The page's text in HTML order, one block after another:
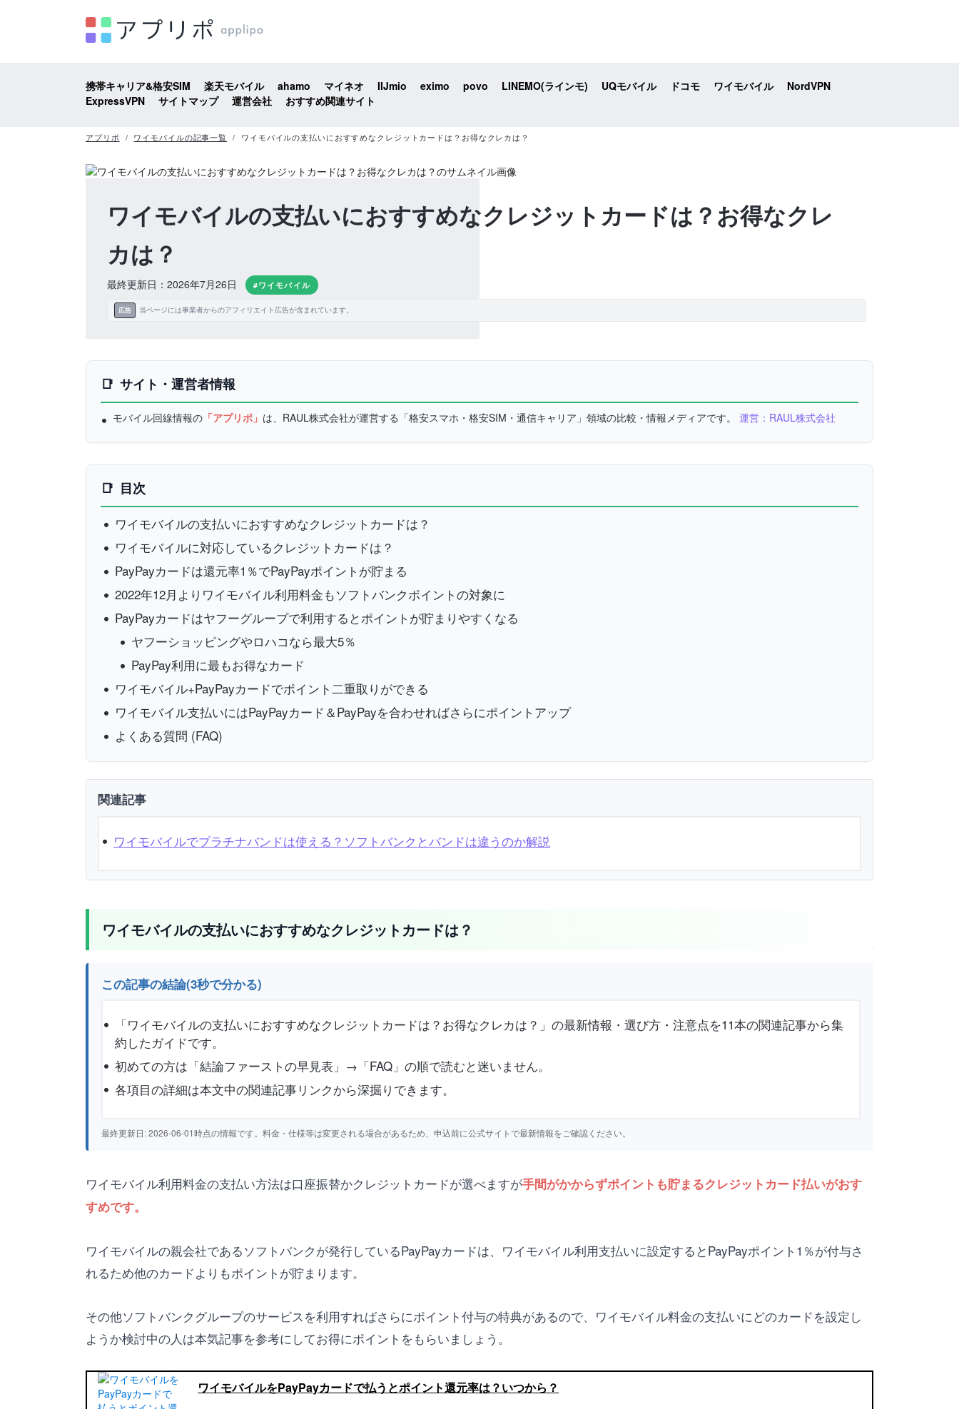
携帯キャリア&格安SIM 楽天モバイル ahamo マイネオ IIJmio eximo povo LINEMO(ラインモ) UQモバイル ドコモ ワイモバイル
NordVPN
ExpressVPN
サイトマップ 運営会社 おすすめ関連サイト
アプリポ ワイモバイルの記事一覧 ワイモバイルの支払いにおすすめなクレジットカードは？お得なクレカは？
ワイモバイルの支払いにおすすめなクレジットカードは？お得なクレ
カは？
最終更新日：2026年7月26日 #ワイモバイル
広告 当ページには事業者からのアフィリエイト広告が含まれています。
サイト・運営者情報
モバイル回線情報の 「アプリポ」 は、RAUL株式会社が運営する「格安スマホ・格安SIM・通信キャリア」領域の比較・情報メディアです。 運営：RAUL株式会社
目次
ワイモバイルの支払いにおすすめなクレジットカードは？
ワイモバイルに対応しているクレジットカードは？
PayPayカードは還元率1％でPayPayポイントが貯まる
2022年12月よりワイモバイル利用料金もソフトバンクポイントの対象に
PayPayカードはヤフーグループで利用するとポイントが貯まりやすくなる
ヤフーショッピングやロハコなら最大5％
PayPay利用に最もお得なカード
ワイモバイル+PayPayカードでポイント二重取りができる
ワイモバイル支払いにはPayPayカード＆PayPayを合わせればさらにポイントアップ
よくある質問 (FAQ)
関連記事
ワイモバイルでプラチナバンドは使える？ソフトバンクとバンドは違うのか解説
ワイモバイルの支払いにおすすめなクレジットカードは？
この記事の結論(3秒で分かる)
「ワイモバイルの支払いにおすすめなクレジットカードは？お得なクレカは？」の最新情報・選び方・注意点を11本の関連記事から集
約したガイドです。
初めての方は「結論ファーストの早見表」→「FAQ」の順で読むと迷いません。
各項目の詳細は本文中の関連記事リンクから深掘りできます。
最終更新日: 2026-06-01時点の情報です。料金・仕様等は変更される場合があるため、申込前に公式サイトで最新情報をご確認ください。
ワイモバイル利用料金の支払い方法は口座振替かクレジットカードが選べますが手間がかからずポイントも貯まるクレジットカード払いがおす
すめです。
ワイモバイルの親会社であるソフトバンクが発行しているPayPayカードは、ワイモバイル利用支払いに設定するとPayPayポイント1％が付与さ
れるため他のカードよりもポイントが貯まります。
その他ソフトバンクグループのサービスを利用すればさらにポイント付与の特典があるので、ワイモバイル料金の支払いにどのカードを設定し
ようか検討中の人は本気記事を参考にしてお得にポイントをもらいましょう。
ワイモバイルをPayPayカードで払うとポイント還元率は？いつから？